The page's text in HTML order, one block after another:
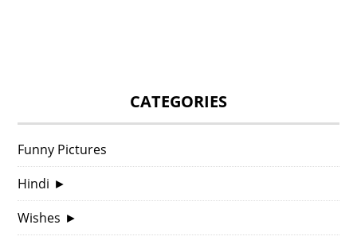
CATEGORIES
Funny Pictures
Hindi ►
Wishes ►